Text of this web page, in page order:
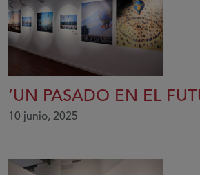
‘UN PASADO EN EL
10 junio, 2025